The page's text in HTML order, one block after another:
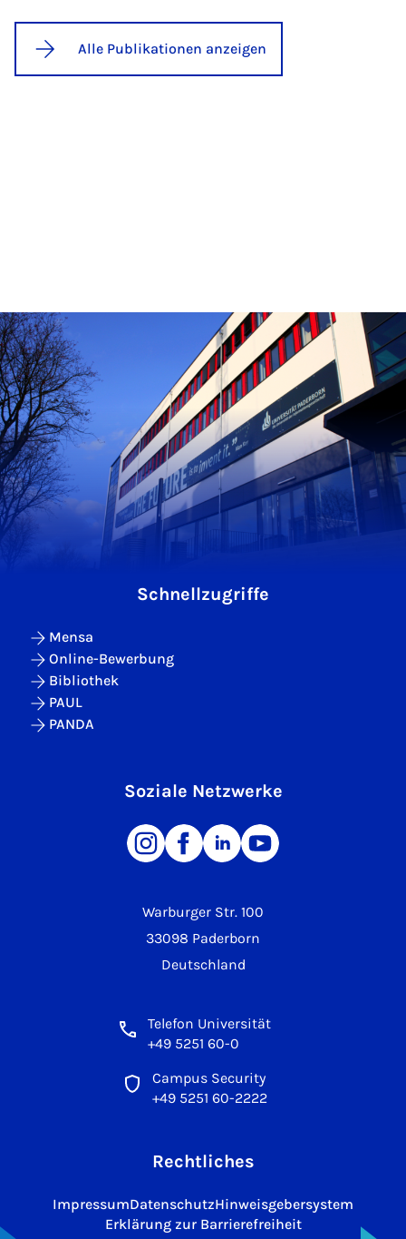
Alle Publikationen anzeigen
Warburger Str. 100
33098 Paderborn
Deutschland
Telefon Universität
+49 5251 60-0
Campus Security
+49 5251 60-2222
Schnellzugriffe
Mensa
Online-Bewerbung
Bibliothek
PAUL
PANDA
Soziale Netzwerke
Rechtliches
ImpressumDatenschutzHinweisgebersystem
Erklärung zur Barrierefreiheit